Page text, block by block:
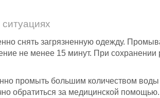
снять загрязненную одежду.
не менее 15 минут. При сохранении
промыть большим количеством воды
обратиться за медицинской помощью.